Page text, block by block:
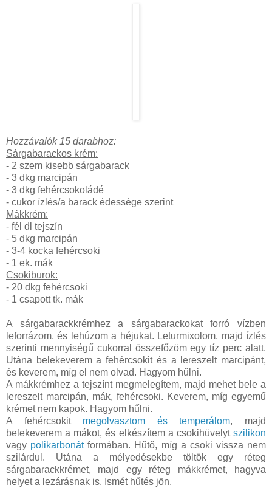
Hozzávalók 15 darabhoz:
Sárgabarackos krém:
- 2 szem kisebb sárgabarack
- 3 dkg marcipán
- 3 dkg fehércsokoládé
- cukor ízlés/a barack édessége szerint
Mákkrém:
- fél dl tejszín
- 5 dkg marcipán
- 3-4 kocka fehércsoki
- 1 ek. mák
Csokiburok:
- 20 dkg fehércsoki
- 1 csapott tk. mák
A sárgabarackkrémhez a sárgabarackokat forró vízben
leforrázom, és lehúzom a héjukat. Leturmixolom, majd ízlés
szerinti mennyiségű cukorral összefőzöm egy tíz perc alatt.
Utána belekeverem a fehércsokit és a lereszelt marcipánt,
és keverem, míg el nem olvad. Hagyom hűlni.
A mákkrémhez a tejszínt megmelegítem, majd mehet bele a
lereszelt marcipán, mák, fehércsoki. Keverem, míg egyemű
krémet nem kapok. Hagyom hűlni.
A fehércsokit megolvasztom és temperálom, majd
belekeverem a mákot, és elkészítem a csokihüvelyt szilikon
vagy polikarbonátformában. Hűtő, míg a csoki vissza nem
szilárdul. Utána a mélyedésekbe töltök egy réteg
sárgabarackkrémet, majd egy réteg mákkrémet, hagyva
helyet a lezárásnak is. Ismét hűtés jön.